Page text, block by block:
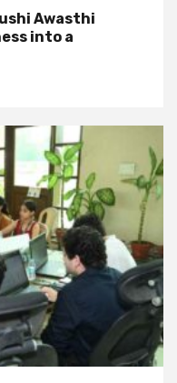
Awasthi
into a